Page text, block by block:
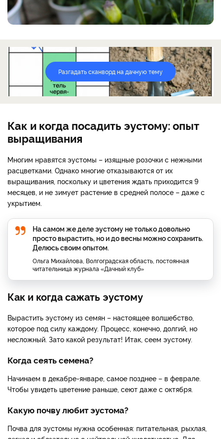
Разгадать сканворд на дачную тему
Как и когда посадить эустому: опыт
выращивания
Многим нравятся эустомы – изящные розочки с нежными
расцветками. Однако многие отказываются от их
выращивания, поскольку и цветения ждать приходится 9
месяцев, и не зимует растение в средней полосе – даже с
укрытием.
На самом же деле эустому не только довольно
просто вырастить, но и до весны можно сохранить.
Делюсь своим опытом.
Ольга Михайлова, Волгоградская область, постоянная
читательница журнала «Дачный клуб»
Как и когда сажать эустому
Вырастить эустому из семян – настоящее волшебство,
которое под силу каждому. Процесс, конечно, долгий, но
несложный. Зато какой результат! Итак, сеем эустому.
Когда сеять семена?
Начинаем в декабре-январе, самое позднее – в феврале.
Чтобы увидеть цветение раньше, сеют даже с октября.
Какую почву любит эустома?
Почва для эустомы нужна особенная: питательная, рыхлая,